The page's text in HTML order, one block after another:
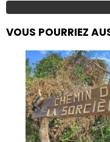
VOUS POURRIEZ